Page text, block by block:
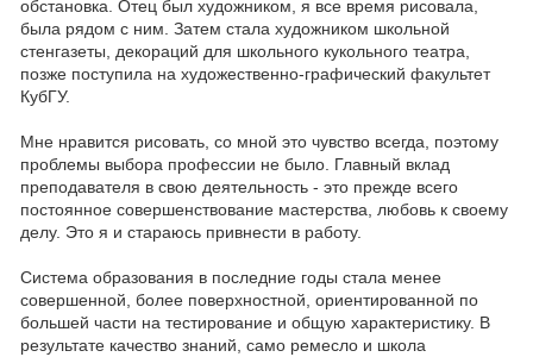
обстановка. Отец был художником, я все время рисовала,
была рядом с ним. Затем стала художником школьной
стенгазеты, декораций для школьного кукольного театра,
позже поступила на художественно-графический факультет
КубГУ.
Мне нравится рисовать, со мной это чувство всегда, поэтому
проблемы выбора профессии не было. Главный вклад
преподавателя в свою деятельность - это прежде всего
постоянное совершенствование мастерства, любовь к своему
делу. Это я и стараюсь привнести в работу.
Система образования в последние годы стала менее
совершенной, более поверхностной, ориентированной по
большей части на тестирование и общую характеристику. В
результате качество знаний, само ремесло и школа